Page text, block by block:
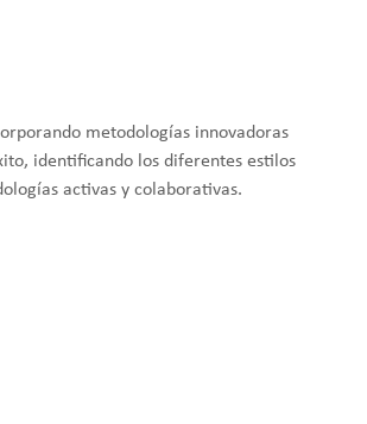
metodologías innovadoras
identificando los diferentes estilos
activas y colaborativas.